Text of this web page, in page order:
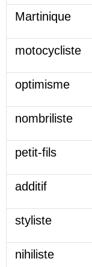
Martinique
motocycliste
optimisme
nombriliste
petit-fils
additif
styliste
nihiliste